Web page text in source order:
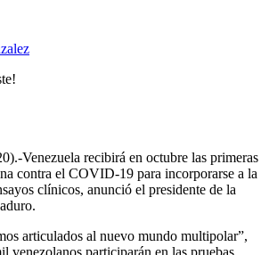
Venezuela recibirá en octubre las primeras
contra el COVID-19 para incorporarse a la
clínicos, anunció el presidente de la
articulados al nuevo mundo multipolar”,
venezolanos participarán en las pruebas